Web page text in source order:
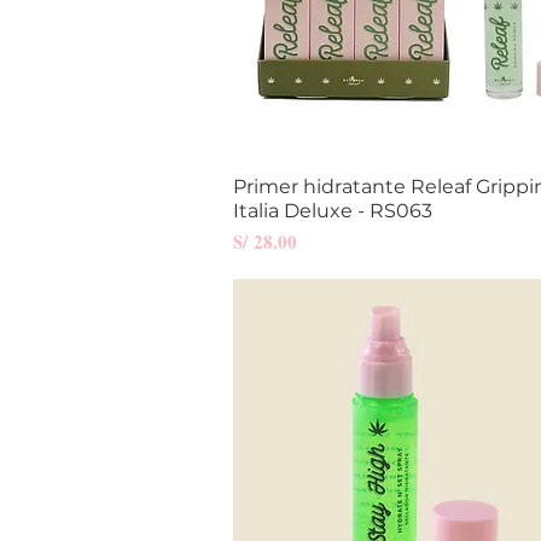
Vista rápida
Primer hidratante Releaf
Italia Deluxe - RS063
Precio
S/ 28.00